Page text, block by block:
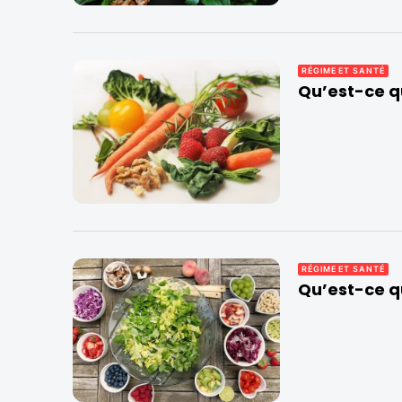
RÉGIME ET SANTÉ
Qu’est-ce
RÉGIME ET SANTÉ
Qu’est-ce